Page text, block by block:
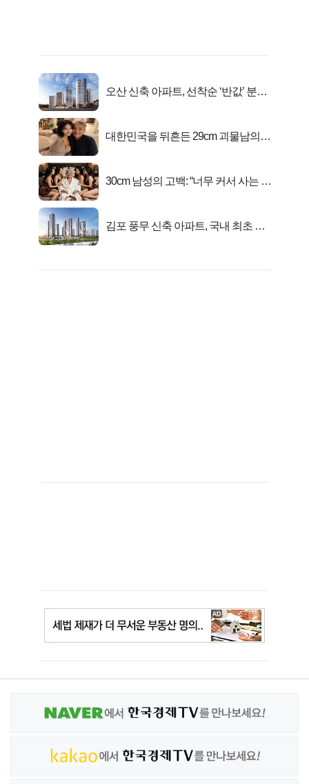
오산 신축 아파트, 선착순 ‘반값’ 분양
대한민국을 뒤흔든 29cm 괴물남의
30cm 남성의 고백: “너무 커서 사는 게
김포 풍무 신축 아파트, 국내 최초 반